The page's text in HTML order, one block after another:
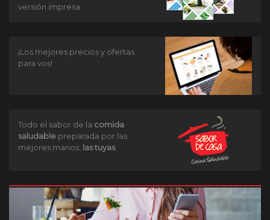
versión impresa
¡Los mejores precios y ofertas
para vos!
Todo el sabor de la comida
saludable preparada por las
mejores manos: las tuyas.